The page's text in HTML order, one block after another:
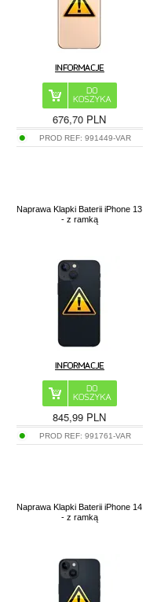
676,70 PLN
PROD REF:991449-VAR
Naprawa Klapki Baterii iPhone 13
- z ramką
845,99 PLN
PROD REF:991761-VAR
Naprawa Klapki Baterii iPhone 14
- z ramką